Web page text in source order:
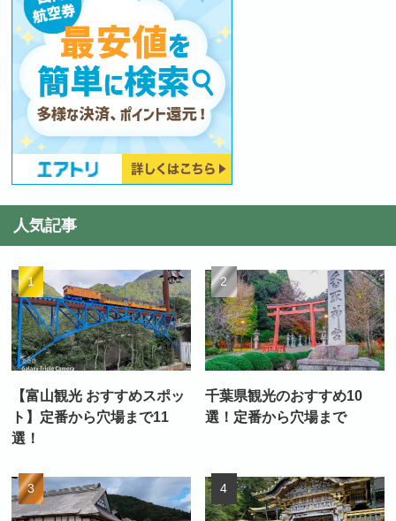
人気記事
【富山観光 おすすめスポッ
ト】定番から穴場まで11
選！
千葉県観光のおすすめ10
選！定番から穴場まで